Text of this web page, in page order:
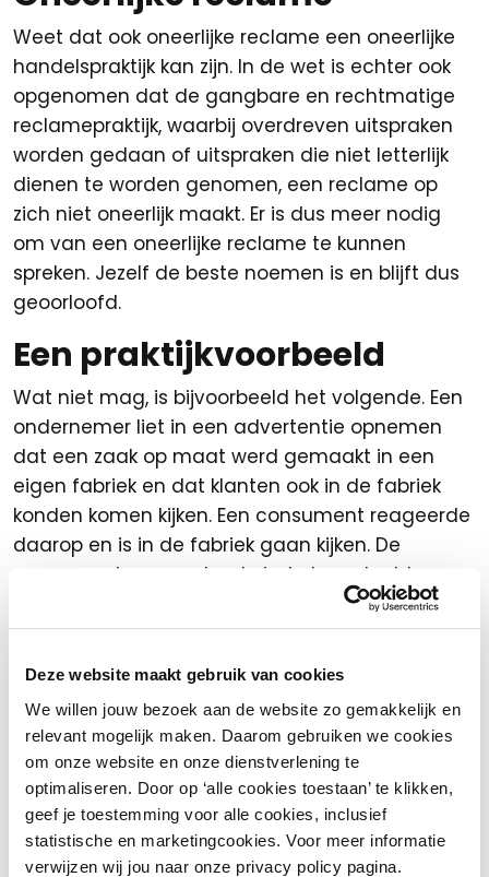
Deze website maakt gebruik van cookies
We willen jouw bezoek aan de website zo gemakkelijk en
relevant mogelijk maken. Daarom gebruiken we cookies
om onze website en onze dienstverlening te
optimaliseren. Door op ‘alle cookies toestaan’ te klikken,
geef je toestemming voor alle cookies, inclusief
statistische en marketingcookies. Voor meer informatie
verwijzen wij jou naar onze privacy policy pagina.
Weet dat ook oneerlijke reclame een oneerlijke
handelspraktijk kan zijn. In de wet is echter ook
opgenomen dat de gangbare en rechtmatige
reclamepraktijk, waarbij overdreven uitspraken
worden gedaan of uitspraken die niet letterlijk
dienen te worden genomen, een reclame op
zich niet oneerlijk maakt. Er is dus meer nodig
om van een oneerlijke reclame te kunnen
spreken. Jezelf de beste noemen is en blijft dus
geoorloofd.
Een praktijkvoorbeeld
Wat niet mag, is bijvoorbeeld het volgende. Een
ondernemer liet in een advertentie opnemen
dat een zaak op maat werd gemaakt in een
eigen fabriek en dat klanten ook in de fabriek
konden komen kijken. Een consument reageerde
daarop en is in de fabriek gaan kijken. De
consument was onder de indruk en sloot ter
andere winkel echter een gelijke zaak. Daarbij
stond vermeld dat deze in een andere fabriek
(dan die van de eerste ondernemer) werd
gemaakt. De prijs lag daarnaast beduidend
lager. De klant wilde hierdoor van de koop af: de
consument vernietigde de koopovereenkomst
op grond van oneerlijke handelspraktijken. Deze